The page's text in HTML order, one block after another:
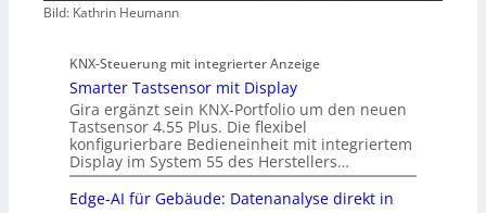
Bild: Kathrin Heumann
KNX-Steuerung mit integrierter Anzeige
Smarter Tastsensor mit Display
Gira ergänzt sein KNX-Portfolio um den neuen
Tastsensor 4.55 Plus. Die flexibel
konfigurierbare Bedieneinheit mit integriertem
Display im System 55 des Herstellers…
Edge-AI für Gebäude: Datenanalyse direkt in